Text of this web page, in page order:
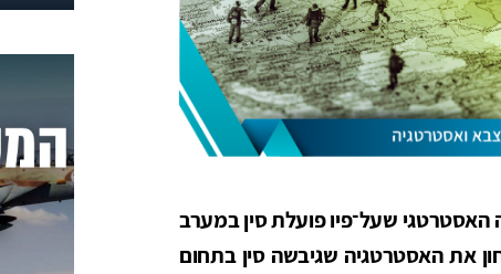
שעל־פיו פועלת סין במערב
את האסטרטגיה שגיבשה סין בתחום